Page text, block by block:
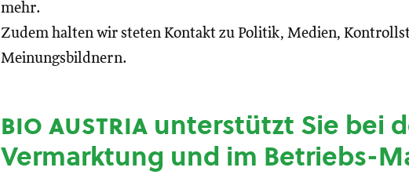
mehr.
Zudem halten wir steten Kontakt zu Politik, Medien,
Meinungsbildnern.
bio austria unterstützt Sie bei
Vermarktung und im Betriebs-